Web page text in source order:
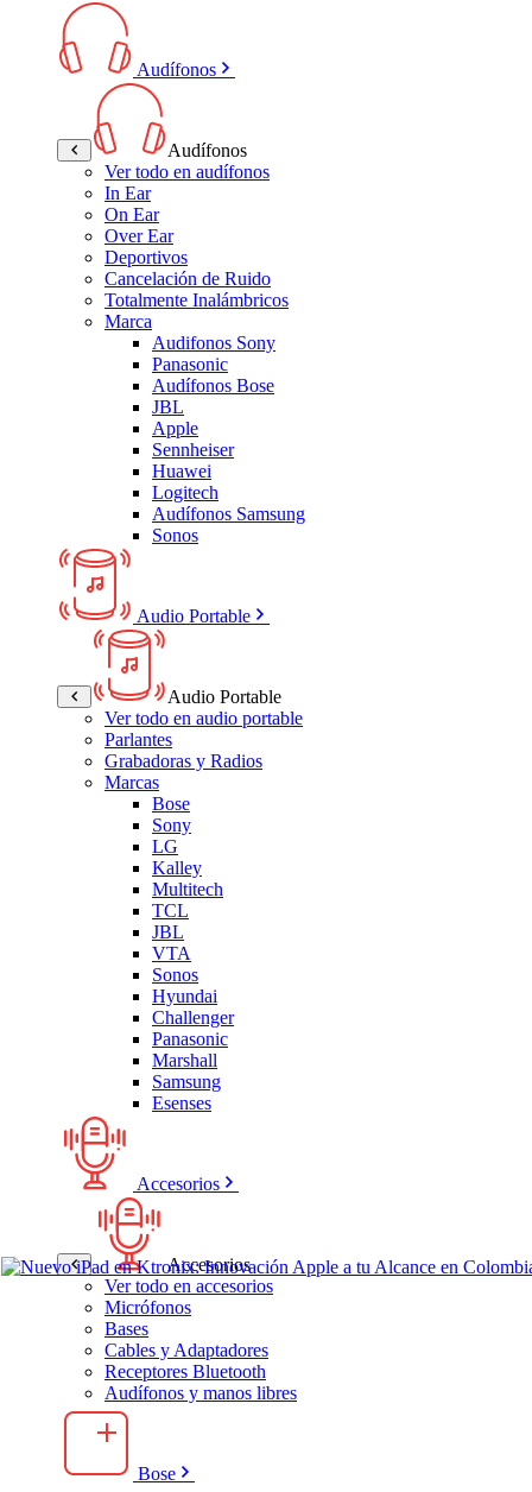
Audífonos
Audífonos
Ver todo en audífonos
In Ear
On Ear
Over Ear
Deportivos
Cancelación de Ruido
Totalmente Inalámbricos
Marca
Audifonos Sony
Panasonic
Audífonos Bose
JBL
Apple
Sennheiser
Huawei
Logitech
Audífonos Samsung
Sonos
Audio Portable
Audio Portable
Ver todo en audio portable
Parlantes
Grabadoras y Radios
Marcas
Bose
Sony
LG
Kalley
Multitech
TCL
JBL
VTA
Sonos
Hyundai
Challenger
Panasonic
Marshall
Samsung
Esenses
Accesorios
Accesorios
Ver todo en accesorios
Micrófonos
Bases
Cables y Adaptadores
Receptores Bluetooth
Audífonos y manos libres
Bose